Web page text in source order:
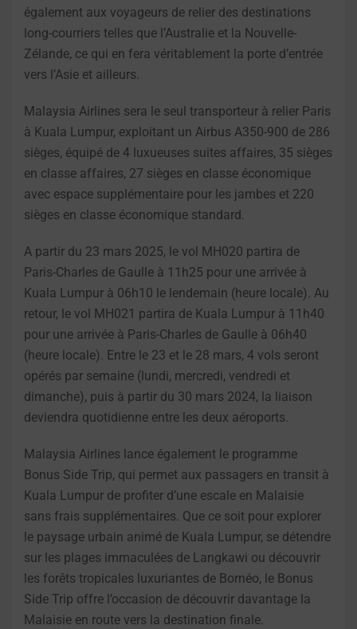
également aux voyageurs de relier des destinations
long-courriers telles que l’Australie et la Nouvelle-
Zélande, ce qui en fera véritablement la porte d’entrée
vers l’Asie et ailleurs.
Malaysia Airlines sera le seul transporteur à relier Paris
à Kuala Lumpur, exploitant un Airbus A350-900 de 286
sièges, équipé de 4 luxueuses suites affaires, 35 sièges
en classe affaires, 27 sièges en classe économique
avec espace supplémentaire pour les jambes et 220
sièges en classe économique standard.
A partir du 23 mars 2025, le vol MH020 partira de
Paris-Charles de Gaulle à 11h25 pour une arrivée à
Kuala Lumpur à 06h10 le lendemain (heure locale). Au
retour, le vol MH021 partira de Kuala Lumpur à 11h40
pour une arrivée à Paris-Charles de Gaulle à 06h40
(heure locale). Entre le 23 et le 28 mars, 4 vols seront
opérés par semaine (lundi, mercredi, vendredi et
dimanche), puis à partir du 30 mars 2024, la liaison
deviendra quotidienne entre les deux aéroports.
Malaysia Airlines lance également le programme
Bonus Side Trip, qui permet aux passagers en transit à
Kuala Lumpur de profiter d’une escale en Malaisie
sans frais supplémentaires. Que ce soit pour explorer
le paysage urbain animé de Kuala Lumpur, se détendre
sur les plages immaculées de Langkawi ou découvrir
les forêts tropicales luxuriantes de Bornéo, le Bonus
Side Trip offre l’occasion de découvrir davantage la
Malaisie en route vers la destination finale.